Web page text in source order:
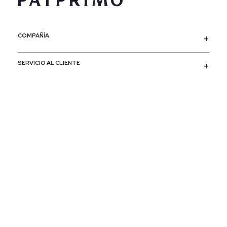
COMPAÑÍA
SERVICIO AL CLIENTE